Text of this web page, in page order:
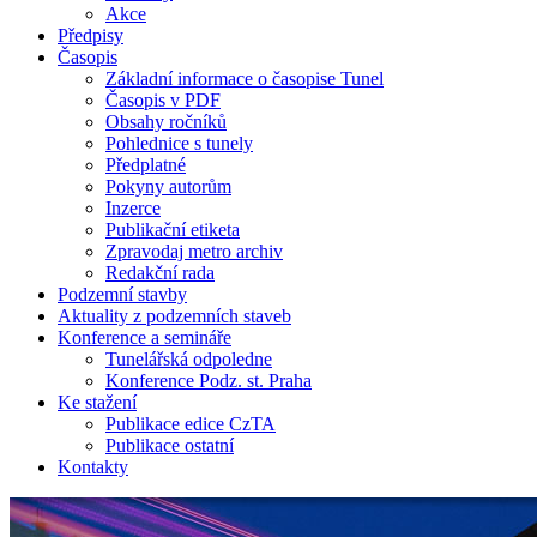
Akce
Předpisy
Časopis
Základní informace o časopise Tunel
Časopis v PDF
Obsahy ročníků
Pohlednice s tunely
Předplatné
Pokyny autorům
Inzerce
Publikační etiketa
Zpravodaj metro archiv
Redakční rada
Podzemní stavby
Aktuality z podzemních staveb
Konference a semináře
Tunelářská odpoledne
Konference Podz. st. Praha
Ke stažení
Publikace edice CzTA
Publikace ostatní
Kontakty